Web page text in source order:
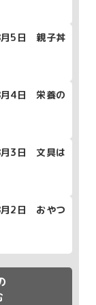
5日 親子丼
4日 栄養の
3日 文具は
2日 おやつ